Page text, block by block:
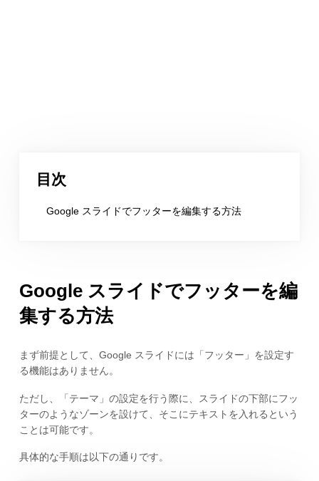
目次
Google スライドでフッターを編集する方法
Google スライドでフッターを編
集する方法
まず前提として、Google スライドには「フッター」を設定す
る機能はありません。
ただし、「テーマ」の設定を行う際に、スライドの下部にフッ
ターのようなゾーンを設けて、そこにテキストを入れるという
ことは可能です。
具体的な手順は以下の通りです。